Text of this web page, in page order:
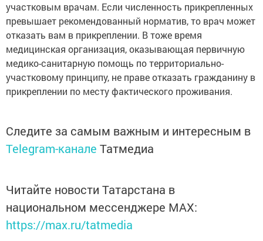
участковым врачам. Если численность прикрепленных
превышает рекомендованный норматив, то врач может
отказать вам в прикреплении. В тоже время
медицинская организация, оказывающая первичную
медико-санитарную помощь по территориально-
участковому принципу, не праве отказать гражданину в
прикреплении по месту фактического проживания.
Следите за самым важным и интересным в
Telegram-канале Татмедиа
Читайте новости Татарстана в
национальном мессенджере MАХ:
https://max.ru/tatmedia